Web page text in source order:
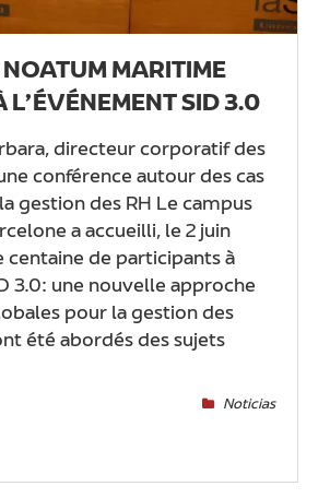
MARITIME
L’ÉVÉNEMENT SID 3.0
directeur corporatif des
conférence autour des cas
gestion des RH Le campus
a accueilli, le 2 juin
centaine de participants à
3.0: une nouvelle approche
pour la gestion des
été abordés des sujets
Noticias